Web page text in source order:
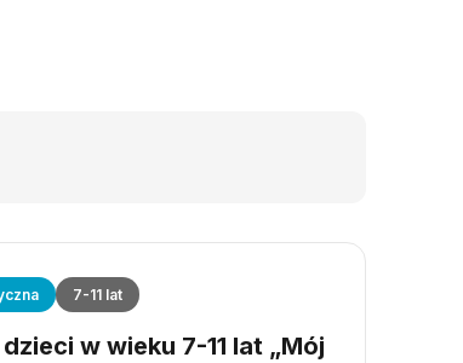
7-11 lat
w wieku 7-11 lat „Mój